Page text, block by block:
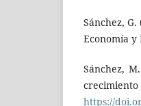
Sánchez,
Economía y
Sánchez,
https://